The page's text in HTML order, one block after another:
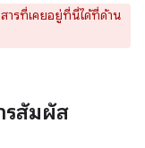
ารที่เคยอยู่ที่นี่ได้ที่ด้าน
รสัมผัส